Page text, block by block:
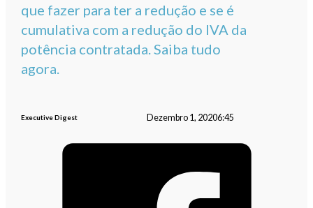
que fazer para ter a redução e se é
cumulativa com a redução do IVA da
potência contratada. Saiba tudo
agora.
Executive Digest Dezembro 1, 20206:45